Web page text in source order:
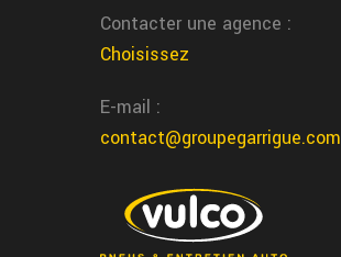
Contacter une agence :
Choisissez
E-mail :
contact@groupegarrigue.com